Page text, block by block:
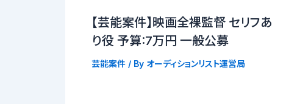
【芸能案件】映画全裸監督 セリフあ
り役 予算:7万円 一般公募
芸能案件/ By オーディションリスト運営局